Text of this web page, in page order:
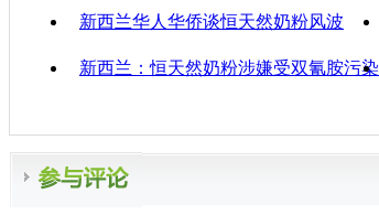
新西兰华人华侨谈恒天然奶粉风波
新西兰：恒天然奶粉涉嫌受双氰胺污染